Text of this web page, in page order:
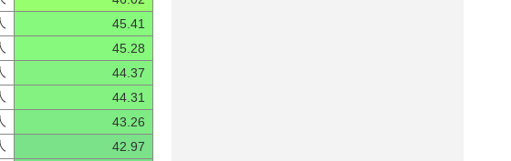
45.41
45.28
44.37
44.31
43.26
42.97